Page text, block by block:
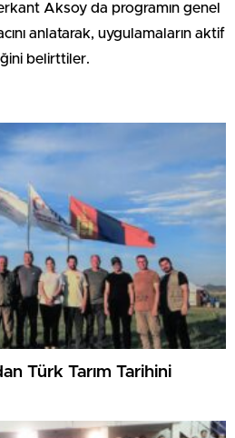
Aksoy da programın genel
anlatarak, uygulamaların aktif
belirttiler.
Türk Tarım Tarihini